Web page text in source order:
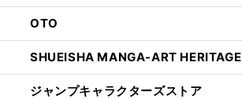
OTO
SHUEISHA MANGA-ART HERITAGE
ジャンプキャラクターズストア